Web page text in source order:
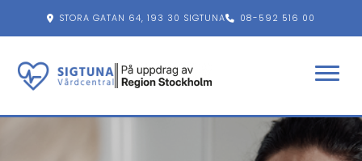
STORA GATAN 64, 193 30 SIGTUNA 08-592 516 00